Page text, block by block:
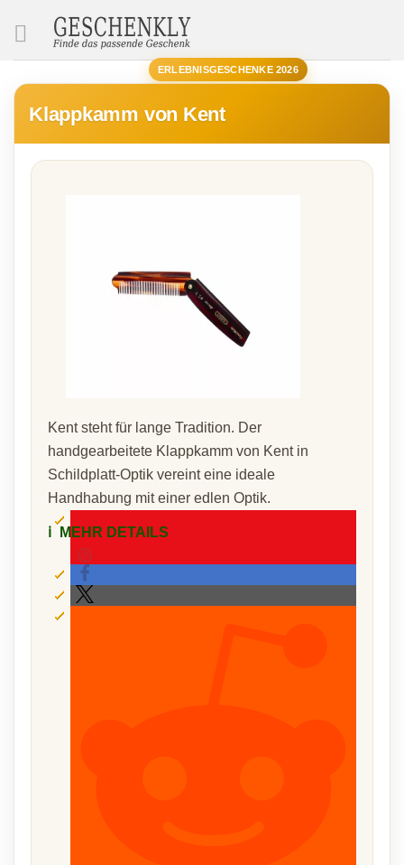
ERLEBNISGESCHENKE 2026
Klappkamm von Kent
Kent steht für lange Tradition. Der
handgearbeitete Klappkamm von Kent in
Schildplatt-Optik vereint eine ideale
Handhabung mit einer edlen Optik.
ℹ️ MEHR DETAILS